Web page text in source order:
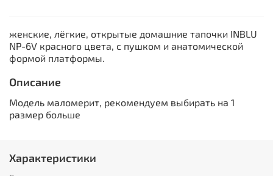
женские, лёгкие, открытые домашние тапочки INBLU
NP-6V красного цвета, с пушком и анатомической
формой платформы.
Описание
Модель маломерит, рекомендуем выбирать на 1
размер больше
Характеристики